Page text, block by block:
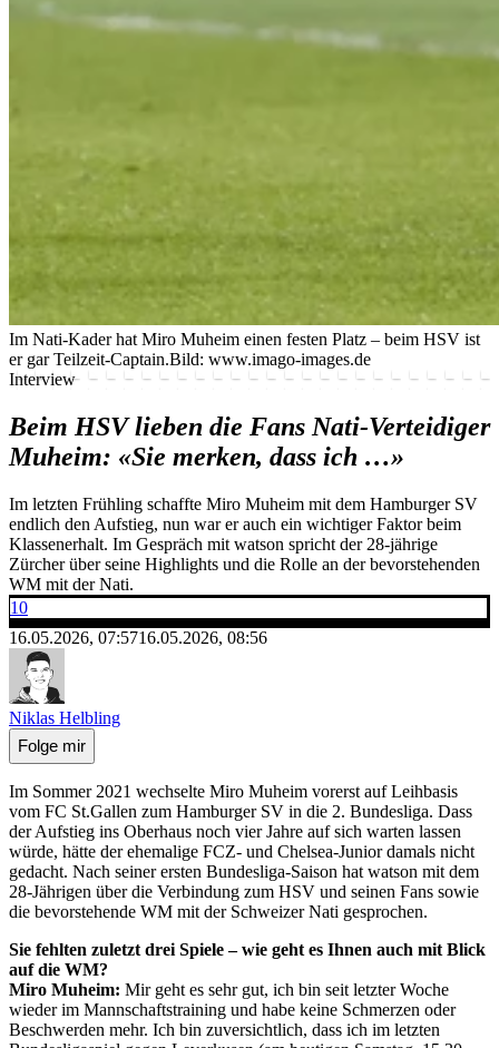
Im Nati-Kader hat Miro Muheim einen festen Platz – beim HSV ist
er gar Teilzeit-Captain.Bild: www.imago-images.de
Interview
Beim HSV lieben die Fans Nati-Verteidiger
Muheim: «Sie merken, dass ich …»
Im letzten Frühling schaffte Miro Muheim mit dem Hamburger SV
endlich den Aufstieg, nun war er auch ein wichtiger Faktor beim
Klassenerhalt. Im Gespräch mit watson spricht der 28-jährige
Zürcher über seine Highlights und die Rolle an der bevorstehenden
WM mit der Nati.
10
16.05.2026, 07:5716.05.2026, 08:56
Niklas Helbling
Folge mir
Im Sommer 2021 wechselte Miro Muheim vorerst auf Leihbasis
vom FC St.Gallen zum Hamburger SV in die 2. Bundesliga. Dass
der Aufstieg ins Oberhaus noch vier Jahre auf sich warten lassen
würde, hätte der ehemalige FCZ- und Chelsea-Junior damals nicht
gedacht. Nach seiner ersten Bundesliga-Saison hat watson mit dem
28-Jährigen über die Verbindung zum HSV und seinen Fans sowie
die bevorstehende WM mit der Schweizer Nati gesprochen.
Sie fehlten zuletzt drei Spiele – wie geht es Ihnen auch mit Blick
auf die WM?
Miro Muheim: Mir geht es sehr gut, ich bin seit letzter Woche
wieder im Mannschaftstraining und habe keine Schmerzen oder
Beschwerden mehr. Ich bin zuversichtlich, dass ich im letzten